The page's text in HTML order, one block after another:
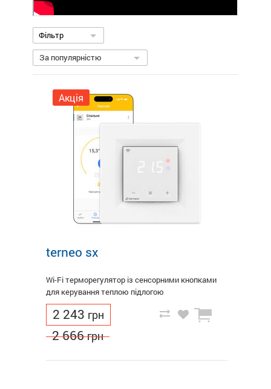
Фільтр
За популярністю
Акція
terneo sx
Wi-Fi терморегулятор із сенсорними кнопками
для керування теплою підлогою
2 243 грн
2 666 грн